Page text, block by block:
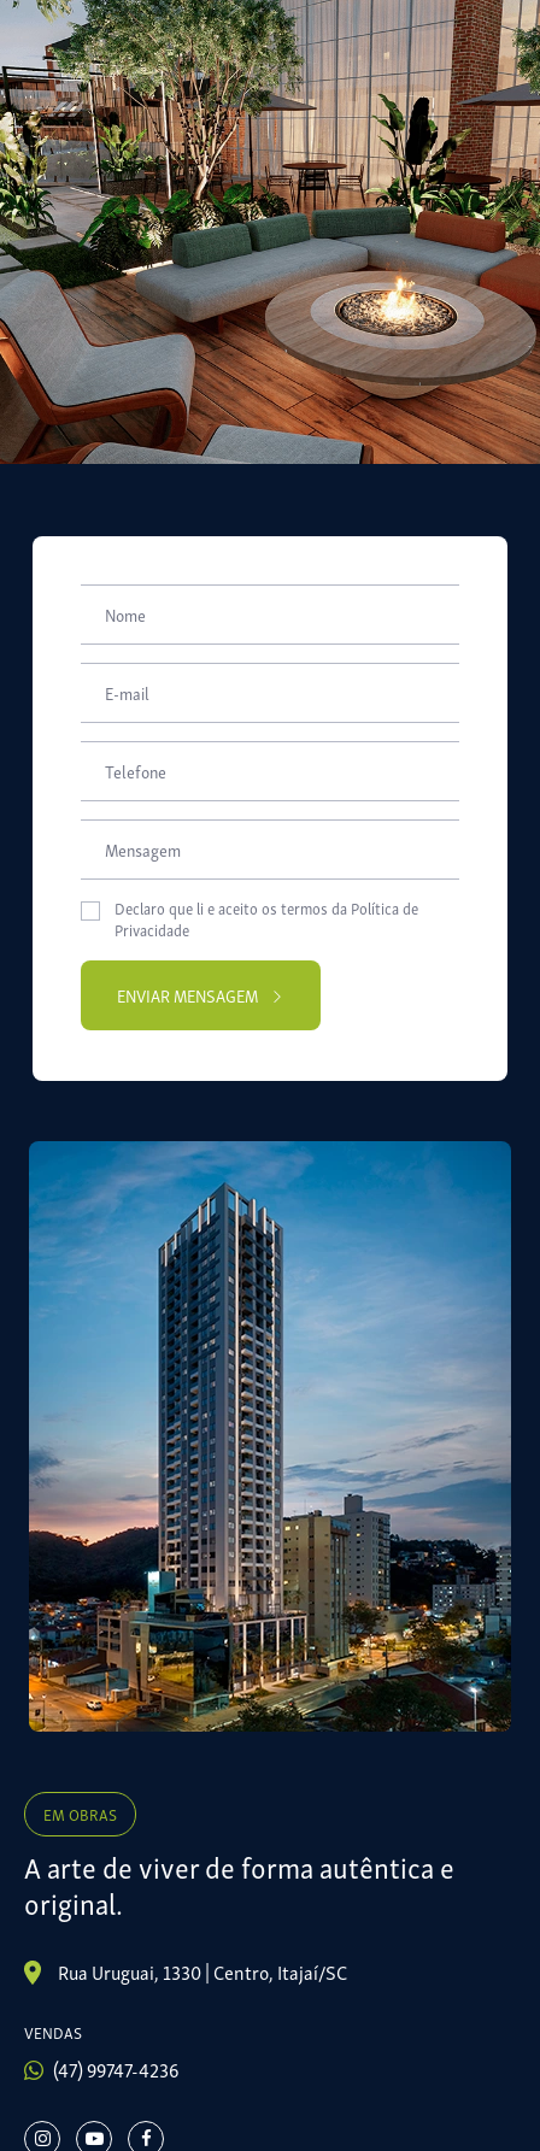
Declaro que li e aceito os termos da Política de
Privacidade
ENVIAR MENSAGEM
leave
empty.
EM OBRAS
A arte de viver de forma autêntica e
original.
Rua Uruguai, 1330 | Centro, Itajaí/SC
VENDAS
(47) 99747-4236